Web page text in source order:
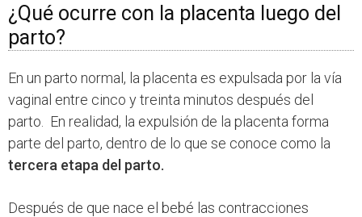
¿Qué ocurre con la placenta luego del
parto?
En un parto normal, la placenta es expulsada por la vía
vaginal entre cinco y treinta minutos después del
parto. En realidad, la expulsión de la placenta forma
parte del parto, dentro de lo que se conoce como la
tercera etapa del parto.
Después de que nace el bebé las contracciones